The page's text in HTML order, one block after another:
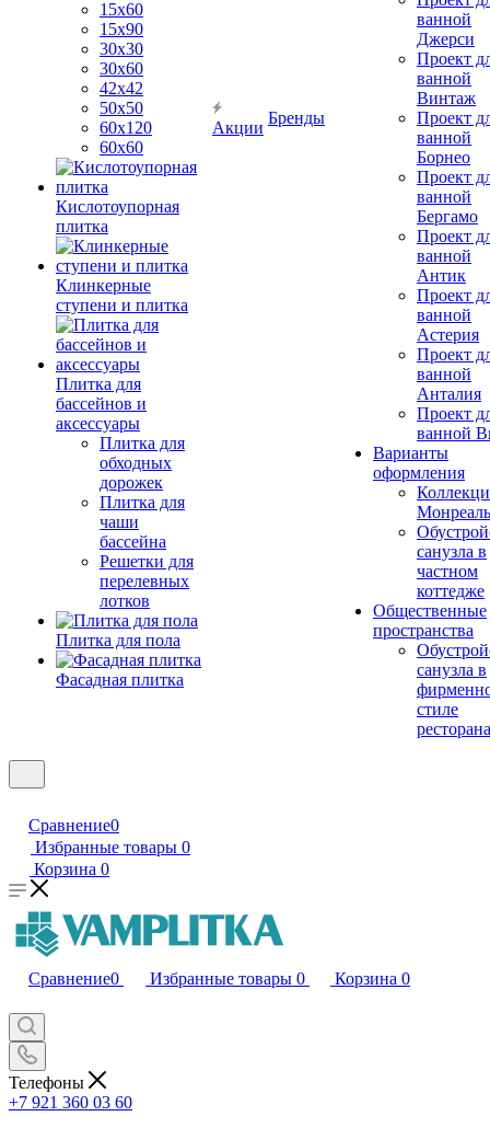
15х60
15x90
30х30
30х60
42х42
50х50
60х120
60х60
Кислотоупорная
плитка
Клинкерные
ступени и плитка
Плитка для
бассейнов и
аксессуары
Плитка для
обходных
дорожек
Плитка для
чаши
бассейна
Решетки для
перелевных
лотков
Плитка для пола
Фасадная плитка
Акции
Бренды
ванной
Джерси
Проект
ванной
Винтаж
Проект
ванной
Борнео
Проект
ванной
Бергамо
Проект
ванной
Антик
Проект
ванной
Астерия
Проект
ванной
Анталия
Проект
ванной
Варианты
оформления
Монреаль
санузла в
частном
коттедже
Общественные
пространства
санузла в
стиле
ресторана
Сравнение0
Избранные товары 0
Корзина 0
Сравнение0 Избранные товары 0 Корзина 0
Телефоны
+7 921 360 03 60